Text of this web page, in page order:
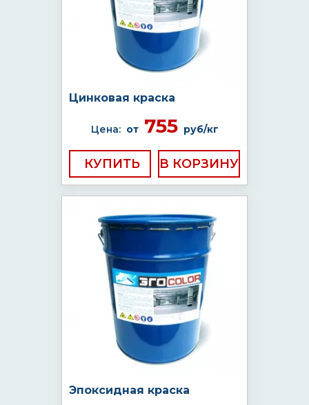
Цинковая краска
Цена: от755 руб/кг
КУПИТЬ
Эпоксидная краска